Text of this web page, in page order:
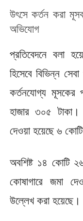
উৎসে কর্তন করা
অভিযোগ
প্রতিবেদনে বলা
হিসেবে বিভিন্ন
কর্তনযোগ্য মূসকের
হাজার ৩০৫
দেওয়া হয়েছে ৬
অবশিষ্ট ১৪ কোটি
কোষাগারে জমা
উল্লেখ করা হয়েছে।